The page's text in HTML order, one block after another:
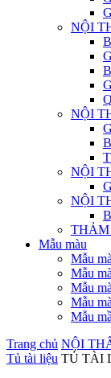
NỘI
NỘI
NỘI
NỘI
THẢM
Mẫu màu
Mẫu
Mẫu
Mẫu
Mẫu
Mẫu
Trang chủ NỘI
Tủ tài liệu TỦ TÀI